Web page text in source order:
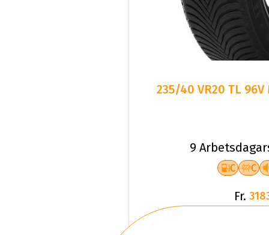
235/40 VR20 TL 96V
9
C C
Fr.